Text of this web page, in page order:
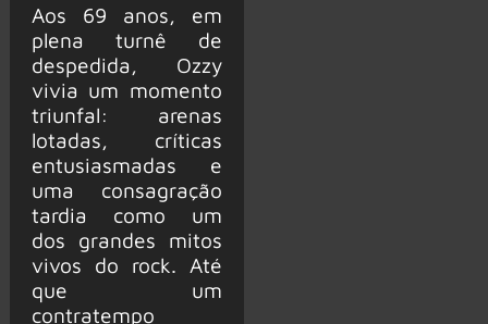
Aos 69 anos, em
plena turnê de
despedida, Ozzy
vivia um momento
triunfal: arenas
lotadas, críticas
entusiasmadas e
uma consagração
tardia como um
dos grandes mitos
vivos do rock. Até
que um
contratempo